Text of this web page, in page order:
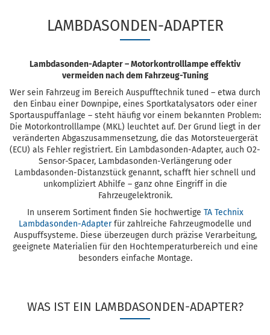
LAMBDASONDEN-ADAPTER
Lambdasonden-Adapter – Motorkontrolllampe effektiv
vermeiden nach dem Fahrzeug-Tuning
Wer sein Fahrzeug im Bereich Auspufftechnik tuned – etwa durch
den Einbau einer Downpipe, eines Sportkatalysators oder einer
Sportauspuffanlage – steht häufig vor einem bekannten Problem:
Die Motorkontrolllampe (MKL) leuchtet auf. Der Grund liegt in der
veränderten Abgaszusammensetzung, die das Motorsteuergerät
(ECU) als Fehler registriert. Ein Lambdasonden-Adapter, auch O2-
Sensor-Spacer, Lambdasonden-Verlängerung oder
Lambdasonden-Distanzstück genannt, schafft hier schnell und
unkompliziert Abhilfe – ganz ohne Eingriff in die
Fahrzeugelektronik.
In unserem Sortiment finden Sie hochwertige TA Technix
Lambdasonden-Adapterfür zahlreiche Fahrzeugmodelle und
Auspuffsysteme. Diese überzeugen durch präzise Verarbeitung,
geeignete Materialien für den Hochtemperaturbereich und eine
besonders einfache Montage.
WAS IST EIN LAMBDASONDEN-ADAPTER?